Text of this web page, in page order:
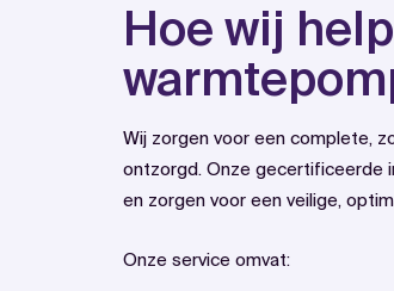
Hoe wij
Wij zorgen voor een complete,
ontzorgd. Onze gecertificeerde
en zorgen voor een veilige,
Onze service omvat: